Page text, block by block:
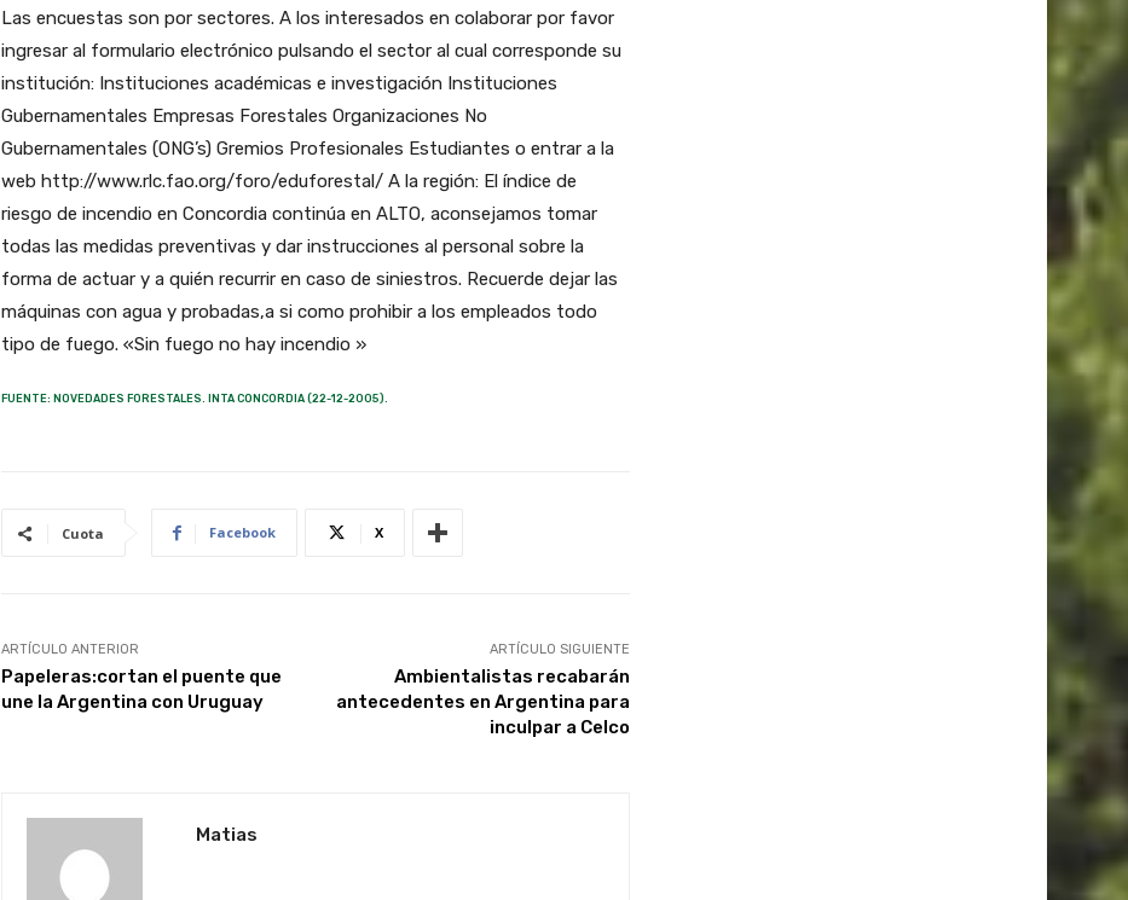
Las encuestas son por sectores. A los interesados en colaborar por favor
ingresar al formulario electrónico pulsando el sector al cual corresponde su
institución: Instituciones académicas e investigación Instituciones
Gubernamentales Empresas Forestales Organizaciones No
Gubernamentales (ONG’s) Gremios Profesionales Estudiantes o entrar a la
web http://www.rlc.fao.org/foro/eduforestal/ A la región: El índice de
riesgo de incendio en Concordia continúa en ALTO, aconsejamos tomar
todas las medidas preventivas y dar instrucciones al personal sobre la
forma de actuar y a quién recurrir en caso de siniestros. Recuerde dejar las
máquinas con agua y probadas,a si como prohibir a los empleados todo
tipo de fuego. «Sin fuego no hay incendio »
FUENTE: NOVEDADES FORESTALES. INTA CONCORDIA (22-12-2005).
Cuota Facebook X
ARTÍCULO ANTERIOR
Papeleras:cortan el puente que
une la Argentina con Uruguay
ARTÍCULO SIGUIENTE
Ambientalistas recabarán
antecedentes en Argentina para
inculpar a Celco
Matias